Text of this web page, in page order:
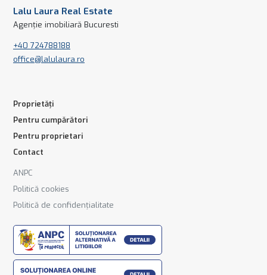
Lalu Laura Real Estate
Agenție imobiliară Bucuresti
+40 724788188
office@lalulaura.ro
Proprietăți
Pentru cumpărători
Pentru proprietari
Contact
ANPC
Politică cookies
Politică de confidențialitate